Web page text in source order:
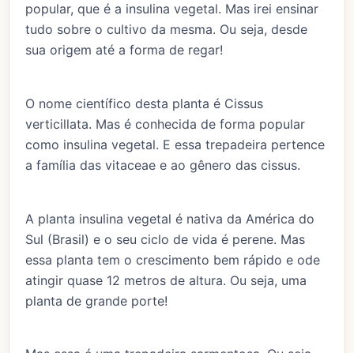
popular, que é a insulina vegetal. Mas irei ensinar
tudo sobre o cultivo da mesma. Ou seja, desde
sua origem até a forma de regar!
O nome científico desta planta é Cissus
verticillata. Mas é conhecida de forma popular
como insulina vegetal. E essa trepadeira pertence
a família das vitaceae e ao gênero das cissus.
A planta insulina vegetal é nativa da América do
Sul (Brasil) e o seu ciclo de vida é perene. Mas
essa planta tem o crescimento bem rápido e ode
atingir quase 12 metros de altura. Ou seja, uma
planta de grande porte!